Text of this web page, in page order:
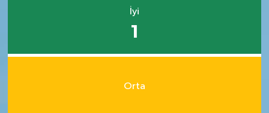
İyi
1
Orta